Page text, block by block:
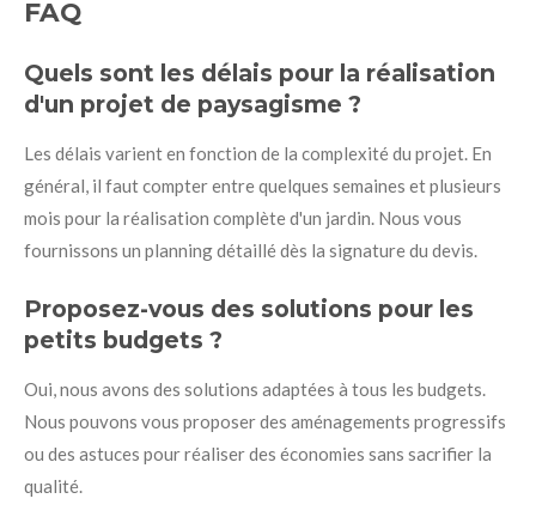
FAQ
Quels sont les délais pour la réalisation
d'un projet de paysagisme ?
Les délais varient en fonction de la complexité du projet. En
général, il faut compter entre quelques semaines et plusieurs
mois pour la réalisation complète d'un jardin. Nous vous
fournissons un planning détaillé dès la signature du devis.
Proposez-vous des solutions pour les
petits budgets ?
Oui, nous avons des solutions adaptées à tous les budgets.
Nous pouvons vous proposer des aménagements progressifs
ou des astuces pour réaliser des économies sans sacrifier la
qualité.